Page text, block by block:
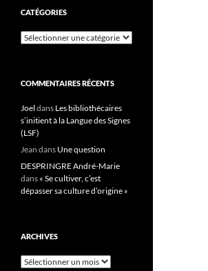
CATÉGORIES
Catégories
COMMENTAIRES RÉCENTS
Joel dans Les bibliothécaires
s’initient à la Langue des Signes
(LSF)
Jean dans Une question
DESPRINGRE André-Marie
dans « Se cultiver, c’est
dépasser sa culture d’origine »
ARCHIVES
Archives